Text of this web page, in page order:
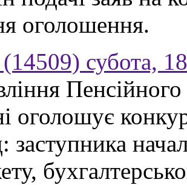
оголошення.
субота,
оголошує
заступника